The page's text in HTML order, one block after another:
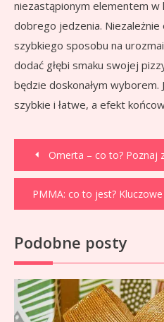
niezastąpionym elementem w
dobrego jedzenia.
szybkiego sposobu na
dodać głębi smaku swojej
będzie doskonałym
szybkie i łatwe, a efekt
Nawigacja
wpisu
Omerta – co to? Poznaj zasady
Podobne posty